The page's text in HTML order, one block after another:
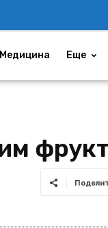
Медицина Еще